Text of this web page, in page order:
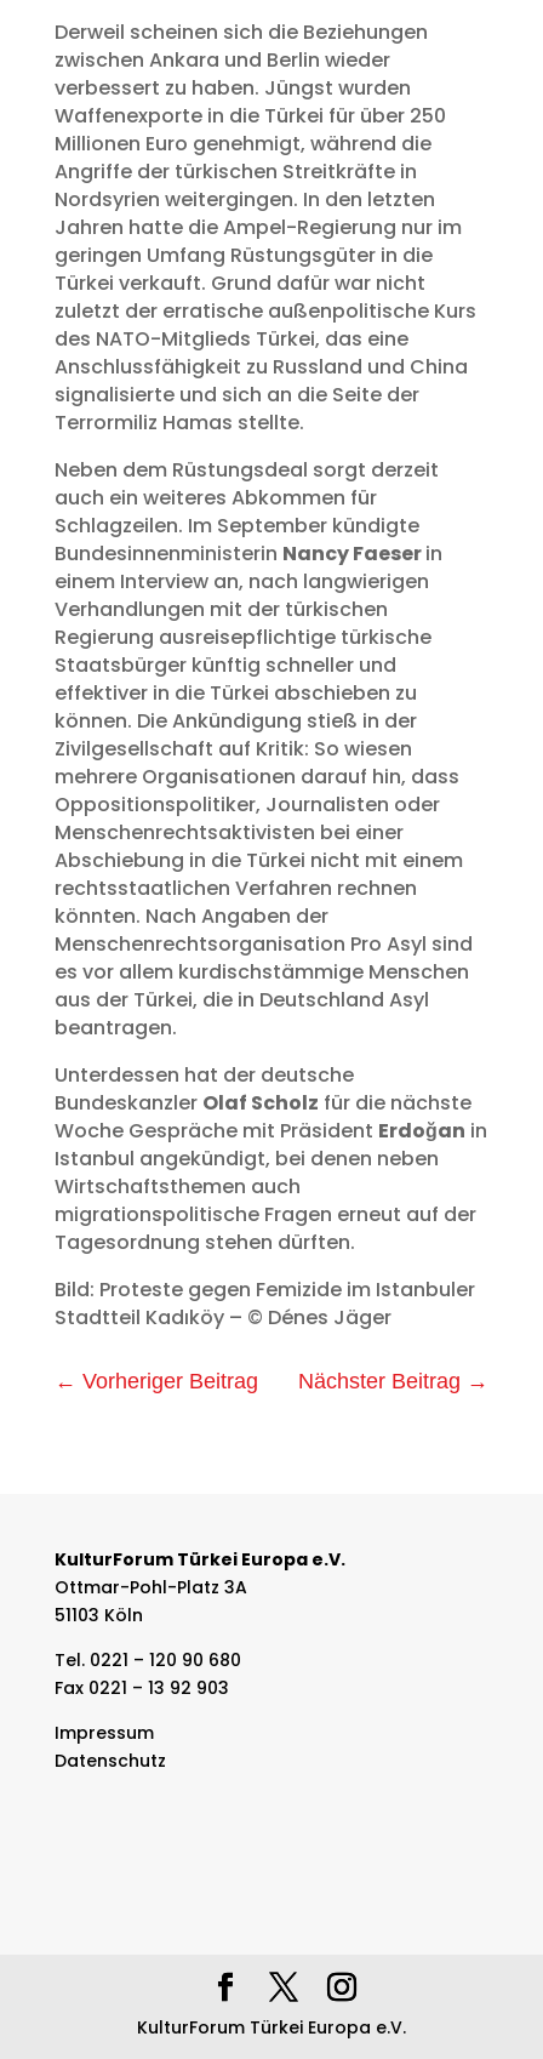
Derweil scheinen sich die Beziehungen
zwischen Ankara und Berlin wieder
verbessert zu haben. Jüngst wurden
Waffenexporte in die Türkei für über 250
Millionen Euro genehmigt, während die
Angriffe der türkischen Streitkräfte in
Nordsyrien weitergingen. In den letzten
Jahren hatte die Ampel-Regierung nur im
geringen Umfang Rüstungsgüter in die
Türkei verkauft. Grund dafür war nicht
zuletzt der erratische außenpolitische Kurs
des NATO-Mitglieds Türkei, das eine
Anschlussfähigkeit zu Russland und China
signalisierte und sich an die Seite der
Terrormiliz Hamas stellte.
Neben dem Rüstungsdeal sorgt derzeit
auch ein weiteres Abkommen für
Schlagzeilen. Im September kündigte
Bundesinnenministerin Nancy Faeserin
einem Interview an, nach langwierigen
Verhandlungen mit der türkischen
Regierung ausreisepflichtige türkische
Staatsbürger künftig schneller und
effektiver in die Türkei abschieben zu
können. Die Ankündigung stieß in der
Zivilgesellschaft auf Kritik: So wiesen
mehrere Organisationen darauf hin, dass
Oppositionspolitiker, Journalisten oder
Menschenrechtsaktivisten bei einer
Abschiebung in die Türkei nicht mit einem
rechtsstaatlichen Verfahren rechnen
könnten. Nach Angaben der
Menschenrechtsorganisation Pro Asyl sind
es vor allem kurdischstämmige Menschen
aus der Türkei, die in Deutschland Asyl
beantragen.
Unterdessen hat der deutsche
Bundeskanzler Olaf Scholz für die nächste
Woche Gespräche mit Präsident Erdoğan in
Istanbul angekündigt, bei denen neben
Wirtschaftsthemen auch
migrationspolitische Fragen erneut auf der
Tagesordnung stehen dürften.
Bild: Proteste gegen Femizide im Istanbuler
Stadtteil Kadıköy – © Dénes Jäger
← Vorheriger Beitrag Nächster Beitrag →
KulturForum Türkei Europa e.V.
Ottmar-Pohl-Platz 3A
51103 Köln
Tel. 0221 – 120 90 680
Fax 0221 – 13 92 903
Impressum
Datenschutz
KulturForum Türkei Europa e.V.